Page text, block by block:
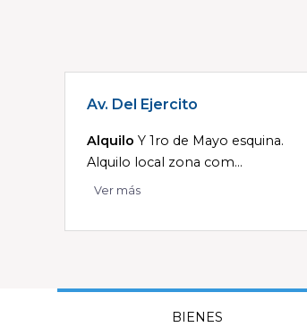
Av. Del Ejercito
Alquilo Y 1ro de Mayo esquina.
Alquilo local zona com...
Ver más
BIENES